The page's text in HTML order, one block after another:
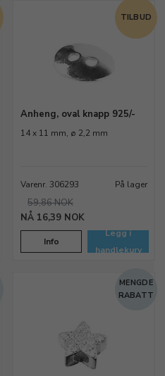
TILBUD
Anheng, oval knapp 925/-
14 x 11 mm, ø 2,2 mm
Varenr. 306293 På lager
16,39 NOK
59,86 NOK
Info
Legg i
handlekurv
MENGDE
RABATT